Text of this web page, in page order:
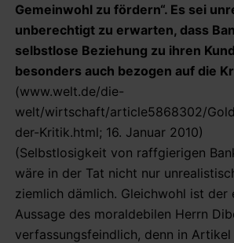
Gemeinwohl zu fördern“. Es sei
unberechtigt zu erwarten, dass
selbstlose Beziehung zu ihren
besonders auch bezogen auf die
(www.welt.de/die-
welt/wirtschaft/article5868302/
der-Kritik.html; 16. Januar 2010)
(Selbstlosigkeit von raffgierigen
wäre in der Tat nicht nur
ziemlich dämlich. Gleichwohl ist der
Aussage des moraldebilen Herrn
verfassungsfeindlich, denn in Artikel